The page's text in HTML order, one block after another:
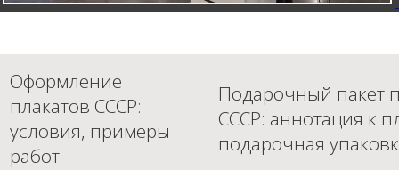
Оформление
плакатов СССР:
условия, примеры
работ
Подарочный пакет
СССР: аннотация к
подарочная